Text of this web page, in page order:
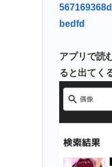
bedfd
アプリで読
ると出てく